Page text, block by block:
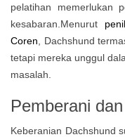
pelatihan memerlukan
kesabaran.Menurut
Coren , Dachshund
tetapi mereka unggul
masalah.
Pemberani
Keberanian Dachshund